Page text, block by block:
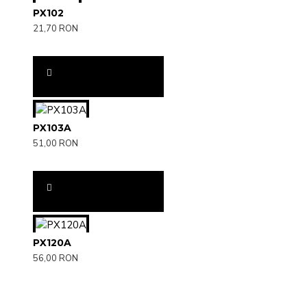
PX102
21,70 RON
PX103A
51,00 RON
PX120A
56,00 RON